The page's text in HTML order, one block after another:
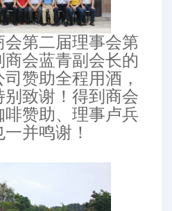
第二届理事会第
会蓝青副会长的
赞助全程用酒，
别致谢！得到商会
赞助、理事卢兵
并鸣谢！